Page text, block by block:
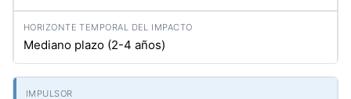
Mediano plazo (2-4 años)